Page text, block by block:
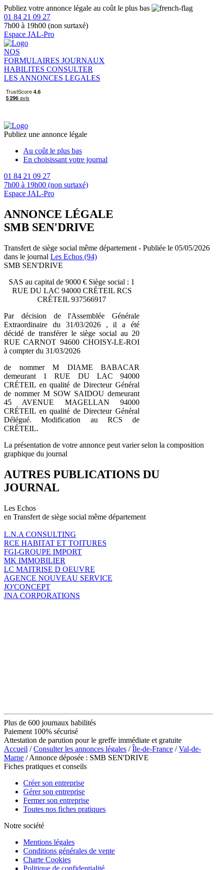
Publiez votre annonce légale au coût le plus bas
01 84 21 09 27
7h00 à 19h00 (non surtaxé)
Espace JAL-Pro
NOS
FORMULAIRES JOURNAUX
HABILITES CONSULTER
LES ANNONCES LEGALES
Publiez une annonce légale
Au coût le plus bas
En choisissant votre journal
01 84 21 09 27
7h00 à 19h00 (non surtaxé)
Espace JAL-Pro
ANNONCE LÉGALE
SMB SEN'DRIVE
Transfert de siège social même département - Publiée le 05/05/2026
dans le journal Les Echos (94)
SMB SEN'DRIVE
SAS au capital de 9000 € Siège social : 1
RUE DU LAC 94000 CRÉTEIL RCS
CRÉTEIL 937566917
Par décision de l'Assemblée Générale
Extraordinaire du 31/03/2026 , il a été
décidé de transférer le siège social au 20
RUE CARNOT 94600 CHOISY-LE-ROI
à compter du 31/03/2026
de nommer M DIAME BABACAR
demeurant 1 RUE DU LAC 94000
CRÉTEIL en qualité de Directeur Général
de nommer M SOW SAIDOU demeurant
45 AVENUE MAGELLAN 94000
CRÉTEIL en qualité de Directeur Général
Délégué. Modification au RCS de
CRÉTEIL.
La présentation de votre annonce peut varier selon la composition
graphique du journal
AUTRES PUBLICATIONS DU
JOURNAL
Les Echos
en Transfert de siège social même département
L.N.A CONSULTING
RCE HABITAT ET TOITURES
FGI-GROUPE IMPORT
MK IMMOBILIER
LC MAITRISE D OEUVRE
AGENCE NOUVEAU SERVICE
JO'CONCEPT
JNA CORPORATIONS
Plus de 600 journaux habilités
Paiement 100% sécurisé
Attestation de parution pour le greffe immédiate et gratuite
Accueil /Consulter les annonces légales /Île-de-France /Val-de-
Marne / Annonce déposée : SMB SEN'DRIVE
Fiches pratiques et conseils
Créer son entreprise
Gérer son entreprise
Fermer son entreprise
Toutes nos fiches pratiques
Notre société
Mentions légales
Conditions générales de vente
Charte Cookies
Politique de confidentialité